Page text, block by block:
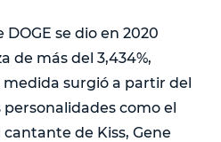
se dio en 2020
de más del 3,434%,
surgió a partir del
como el
de Kiss, Gene